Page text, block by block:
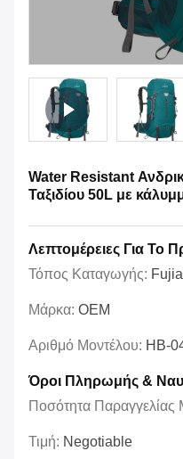
Water Resistant
Ταξιδίου 50L με
Λεπτομέρειες Για Το
Τόπος Καταγωγής:
Μάρκα: OEM
Αριθμό Μοντέλου: HB-
Όροι Πληρωμής &
Ποσότητα Παραγγελίας
Τιμή: Negotiable